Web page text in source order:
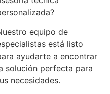
equipo de
está listo
ayudarte a encontrar
solución perfecta para
necesidades.